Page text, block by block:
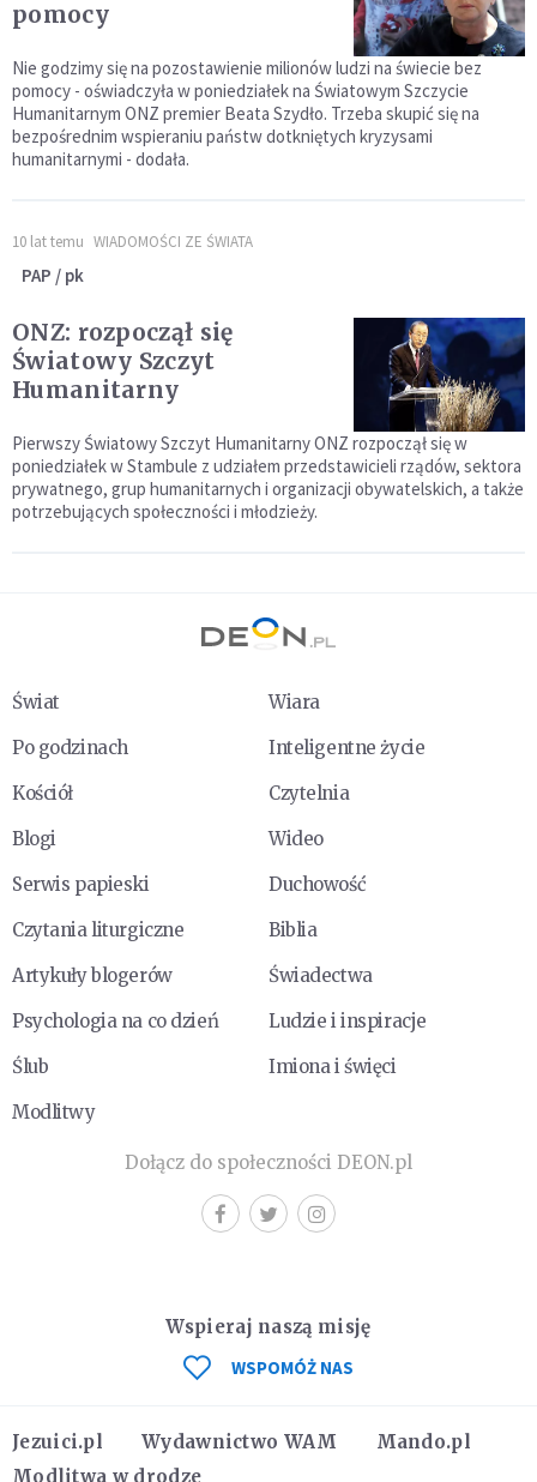
pomocy
Nie godzimy się na pozostawienie milionów ludzi na świecie bez
pomocy - oświadczyła w poniedziałek na Światowym Szczycie
Humanitarnym ONZ premier Beata Szydło. Trzeba skupić się na
bezpośrednim wspieraniu państw dotkniętych kryzysami
humanitarnymi - dodała.
10 lat temu WIADOMOŚCI ZE ŚWIATA
PAP / pk
ONZ: rozpoczął się
Światowy Szczyt
Humanitarny
Pierwszy Światowy Szczyt Humanitarny ONZ rozpoczął się w
poniedziałek w Stambule z udziałem przedstawicieli rządów, sektora
prywatnego, grup humanitarnych i organizacji obywatelskich, a także
potrzebujących społeczności i młodzieży.
Świat
Wiara
Po godzinach
Inteligentne życie
Kościół
Czytelnia
Blogi
Wideo
Serwis papieski
Duchowość
Czytania liturgiczne
Biblia
Artykuły blogerów
Świadectwa
Psychologia na co dzień
Ludzie i inspiracje
Ślub
Imiona i święci
Modlitwy
Dołącz do społeczności DEON.pl
Jezuici.pl Wydawnictwo WAM
Mando.pl
Modlitwa w drodze
Wspieraj naszą misję
WSPOMÓŻ NAS